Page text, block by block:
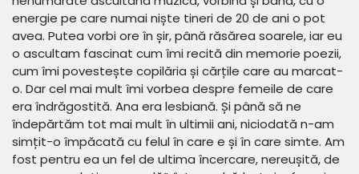
energie pe care numai niște tineri de 20 de ani o pot
avea. Putea vorbi ore în șir, până răsărea soarele, iar eu
o ascultam fascinat cum îmi recită din memorie poezii,
cum îmi povestește copilăria și cărțile care au marcat-
o. Dar cel mai mult îmi vorbea despre femeile de care
era îndrăgostită. Ana era lesbiană. Și până să ne
îndepărtăm tot mai mult în ultimii ani, niciodată n-am
simțit-o împăcată cu felul în care e și în care simte. Am
fost pentru ea un fel de ultima încercare, nereușită, de